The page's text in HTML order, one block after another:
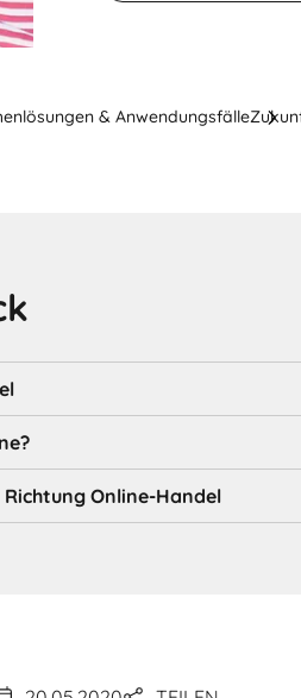
& Anwendungsfälle
Online-Handel